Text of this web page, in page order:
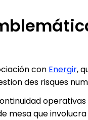
con Energir,
des risques
operativas
mesa que